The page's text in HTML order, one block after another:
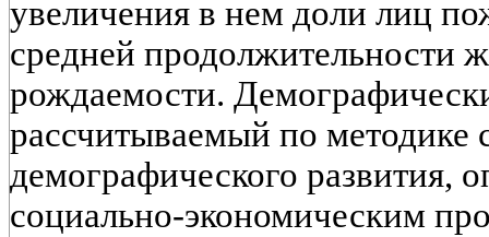
увеличения в нем доли лиц
средней продолжительности
рождаемости.
рассчитываемый по
демографического развития,
социально-экономическим